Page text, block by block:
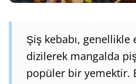
Şiş kebabı,
dizilerek mangalda
popüler bir yemektir.